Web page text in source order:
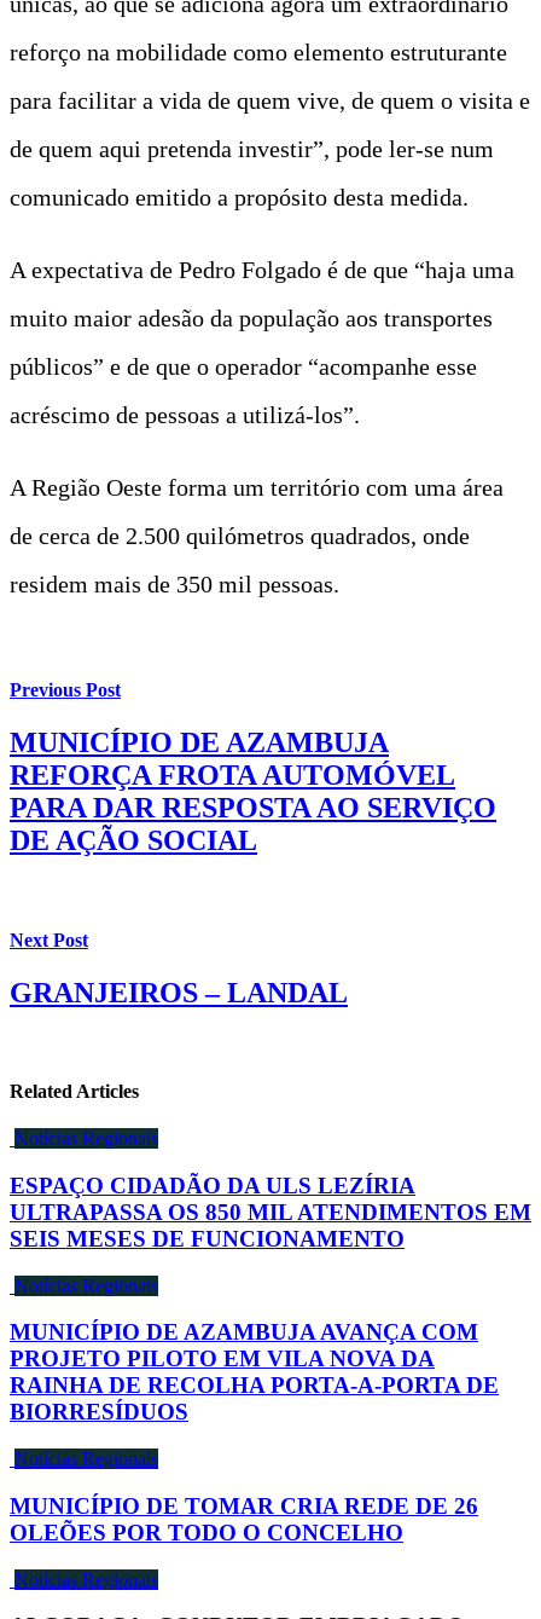
reforço na mobilidade como elemento estruturante
para facilitar a vida de quem vive, de quem o visita e
de quem aqui pretenda investir”, pode ler-se num
comunicado emitido a propósito desta medida.
A expectativa de Pedro Folgado é de que “haja uma
muito maior adesão da população aos transportes
públicos” e de que o operador “acompanhe esse
acréscimo de pessoas a utilizá-los”.
A Região Oeste forma um território com uma área
de cerca de 2.500 quilómetros quadrados, onde
residem mais de 350 mil pessoas.
Previous Post
MUNICÍPIO DE AZAMBUJA
REFORÇA FROTA AUTOMÓVEL
PARA DAR RESPOSTA AO SERVIÇO
DE AÇÃO SOCIAL
Next Post
GRANJEIROS – LANDAL
Related Articles
Notícias Regionais
ESPAÇO CIDADÃO DA ULS LEZÍRIA
ULTRAPASSA OS 850 MIL ATENDIMENTOS EM
SEIS MESES DE FUNCIONAMENTO
Notícias Regionais
MUNICÍPIO DE AZAMBUJA AVANÇA COM
PROJETO PILOTO EM VILA NOVA DA
RAINHA DE RECOLHA PORTA-A-PORTA DE
BIORRESÍDUOS
Notícias Regionais
MUNICÍPIO DE TOMAR CRIA REDE DE 26
OLEÕES POR TODO O CONCELHO
Notícias Regionais